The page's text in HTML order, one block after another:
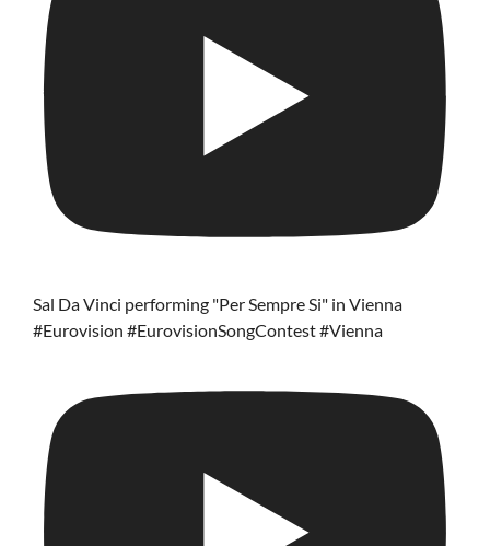
Sal Da Vinci performing "Per Sempre Si" in Vienna
#Eurovision #EurovisionSongContest #Vienna